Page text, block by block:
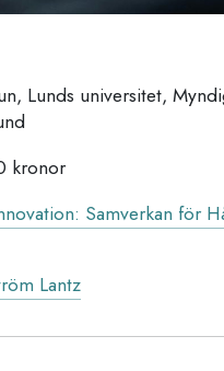
Lunds universitet,
kronor
Samverkan för
Lantz